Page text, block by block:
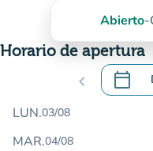
Abierto-
Horario de apertura
chevron_left calendar_today
.Abra
LUN.03/08
MAR.04/08